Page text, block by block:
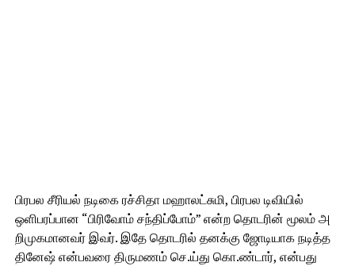
பிரபல சீரியல் நடிகை ரச்சிதா மஹாலட்சுமி, பிரபல டிவியில்
ஒளிபரப்பான “பிரிவோம் சந்திப்போம்” என்ற தொடரின் மூலம் அ
றிமுகமானவர் இவர். இதே தொடரில் தனக்கு ஜோடியாக நடித்த
தினேஷ் என்பவரை திருமணம் செ.ய்து கொ.ண்டார், என்பது